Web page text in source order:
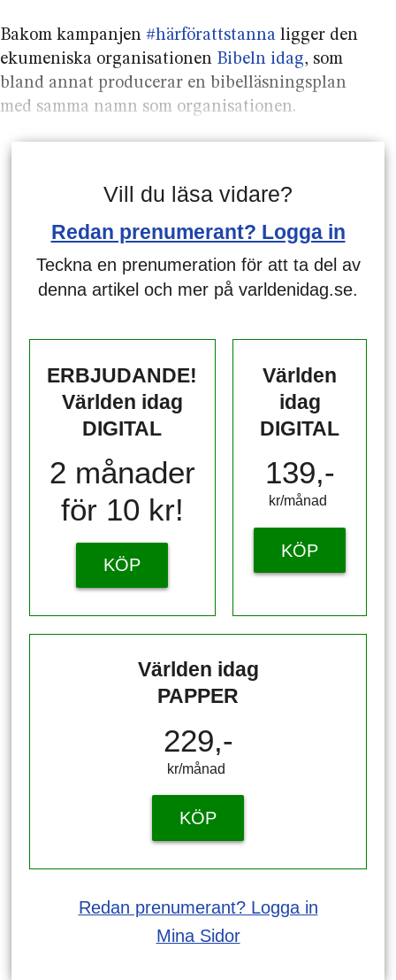
Bakom kampanjen #härförattstanna ligger den
ekumeniska organisationen Bibeln idag, som
bland annat producerar en bibelläsningsplan
med samma namn som organisationen.
Vill du läsa vidare?
Redan prenumerant? Logga in
Teckna en prenumeration för att ta del av
denna artikel och mer på varldenidag.se.
ERBJUDANDE!
Världen idag
DIGITAL
2 månader
för 10 kr!
KÖP
Världen
idag
DIGITAL
139,-
kr/månad ​​​​​​
KÖP
Världen idag
PAPPER
229,-
kr/månad ​​​​​​
KÖP
Redan prenumerant? Logga in
Mina Sidor